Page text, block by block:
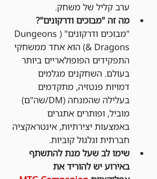
ערב קליל של משחק.
מה זה "מבוכים ודרקונים"?
"מבוכים ודרקונים" (Dungeons
& Dragons) הוא אחד ממשחקי
התפקידים הפופולאריים ביותר
בעולם. השחקנים מגלמים
דמויות פנטזיה, מתקדמים
בעלילה שהמנחה (DM/שה"ם)
מוביל, ופותרים אתגרים
באמצעות יצירתיות, אינטראקציה
חברתית וגלגול קוביות.
שימו לב שעל מנת להתשתף
באירוע יש להוריד את